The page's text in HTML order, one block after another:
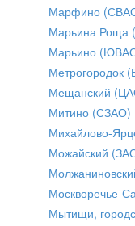
Марфино
Марьина Роща
Марьино
Метрогородок
Мещанский
Митино (СЗАО)
Михайлово-
Можайский
Москворечье-
Мытищи,